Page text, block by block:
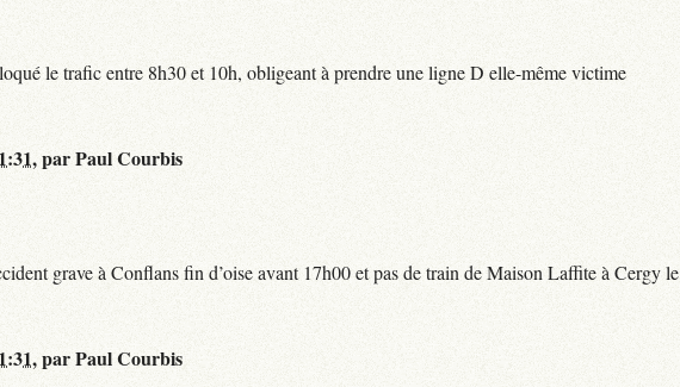
le trafic entre 8h30 et 10h, obligeant à prendre une ligne D elle-même victime
,parPaul Courbis
grave à Conflans fin d’oise avant 17h00 et pas de train de Maison Laffite à Cergy le
,parPaul Courbis